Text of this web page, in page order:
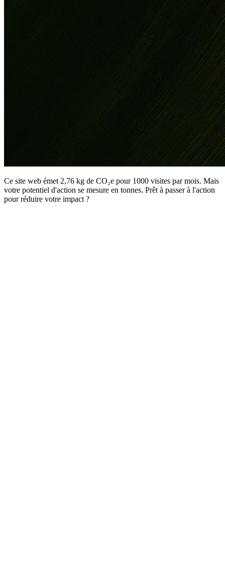
Ce site web émet 2,76 kg de CO₂e pour 1000 visites par mois. Mais
votre potentiel d'action se mesure en tonnes. Prêt à passer à l'action
pour réduire votre impact ?